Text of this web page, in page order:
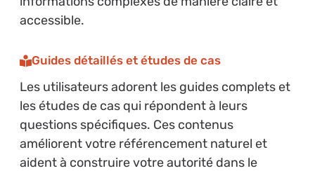
accessible.
Guides détaillés et études de cas
Les utilisateurs adorent les guides complets et
les études de cas qui répondent à leurs
questions spécifiques. Ces contenus
améliorent votre référencement naturel et
aident à construire votre autorité dans le